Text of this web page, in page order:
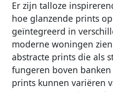
Er zijn talloze
hoe glanzende prints
geïntegreerd in
moderne woningen
abstracte prints die als
fungeren boven
prints kunnen variëren